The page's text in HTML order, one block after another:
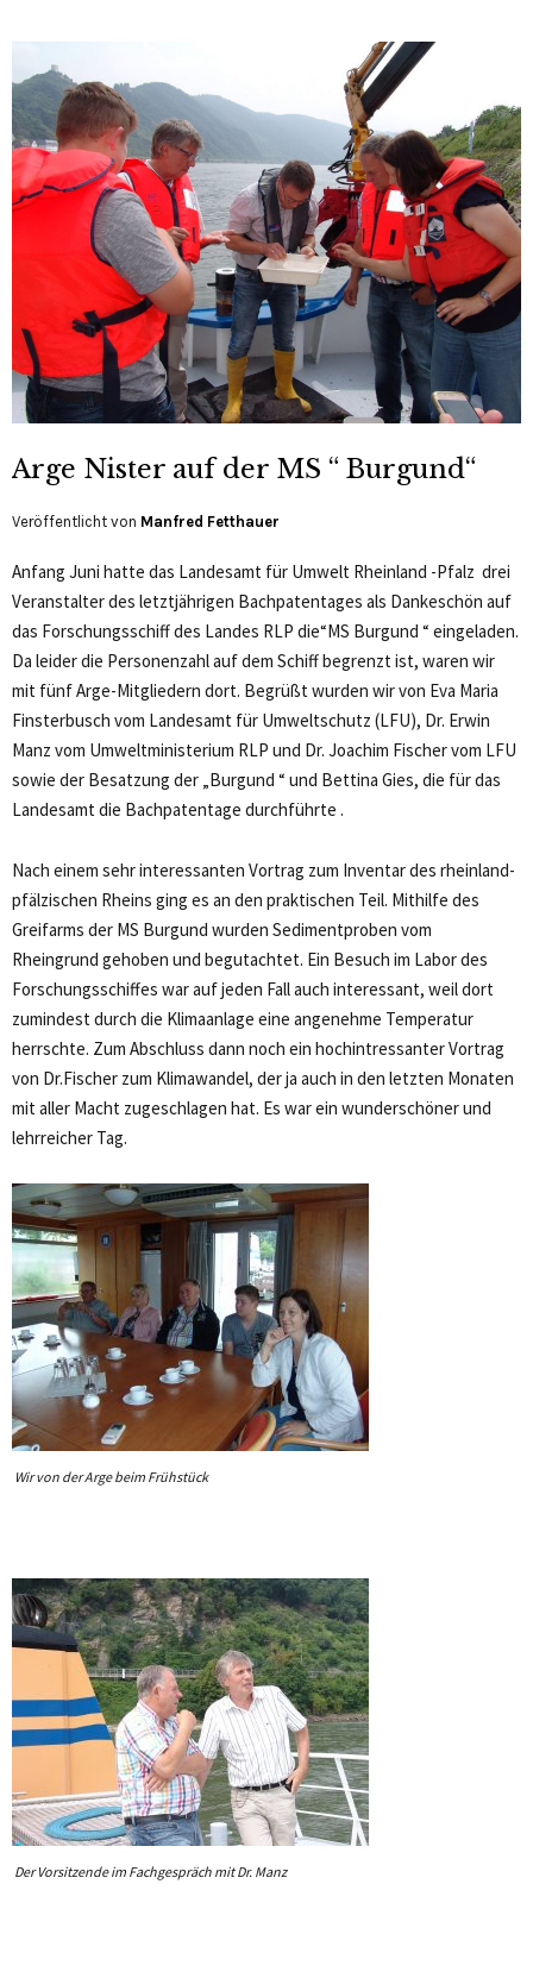
Arge Nister auf der MS “ Burgund“
Veröffentlicht von Manfred Fetthauer
Anfang Juni hatte das Landesamt für Umwelt Rheinland -Pfalz drei
Veranstalter des letztjährigen Bachpatentages als Dankeschön auf
das Forschungsschiff des Landes RLP die“MS Burgund “ eingeladen.
Da leider die Personenzahl auf dem Schiff begrenzt ist, waren wir
mit fünf Arge-Mitgliedern dort. Begrüßt wurden wir von Eva Maria
Finsterbusch vom Landesamt für Umweltschutz (LFU), Dr. Erwin
Manz vom Umweltministerium RLP und Dr. Joachim Fischer vom LFU
sowie der Besatzung der „Burgund “ und Bettina Gies, die für das
Landesamt die Bachpatentage durchführte .
Nach einem sehr interessanten Vortrag zum Inventar des rheinland-
pfälzischen Rheins ging es an den praktischen Teil. Mithilfe des
Greifarms der MS Burgund wurden Sedimentproben vom
Rheingrund gehoben und begutachtet. Ein Besuch im Labor des
Forschungsschiffes war auf jeden Fall auch interessant, weil dort
zumindest durch die Klimaanlage eine angenehme Temperatur
herrschte. Zum Abschluss dann noch ein hochintressanter Vortrag
von Dr.Fischer zum Klimawandel, der ja auch in den letzten Monaten
mit aller Macht zugeschlagen hat. Es war ein wunderschöner und
lehrreicher Tag.
Wir von der Arge beim Frühstück
Der Vorsitzende im Fachgespräch mit Dr. Manz